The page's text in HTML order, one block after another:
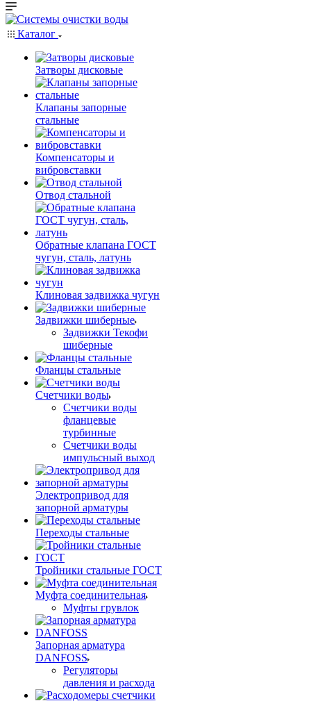
Каталог
Затворы дисковые
Клапаны запорные
стальные
Компенсаторы и
вибровставки
Отвод стальной
Обратные клапана ГОСТ
чугун, сталь, латунь
Клиновая задвижка чугун
Задвижки шиберные
Задвижки Текофи
шиберные
Фланцы стальные
Счетчики воды
Счетчики воды
фланцевые
турбинные
Счетчики воды
импульсный выход
Электропривод для
запорной арматуры
Переходы стальные
Тройники стальные ГОСТ
Муфта соединительная
Муфты грувлок
Запорная арматура
DANFOSS
Регуляторы
давления и расхода